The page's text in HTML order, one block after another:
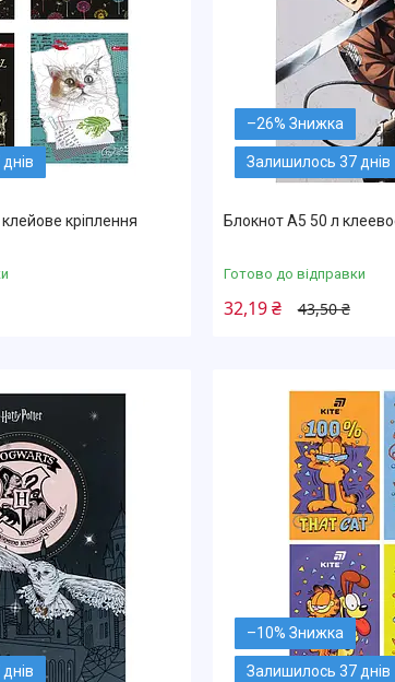
кріплення
–26%
Залишилось 37 днів
Блокнот А5 50 л
Готово до відправки
43,50 ₴
32,19 ₴
–10%
Залишилось 37 днів